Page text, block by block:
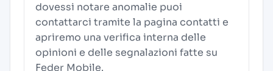
dovessi notare anomalie puoi
contattarci tramite la pagina contatti e
apriremo una verifica interna delle
opinioni e delle segnalazioni fatte su
Feder Mobile.